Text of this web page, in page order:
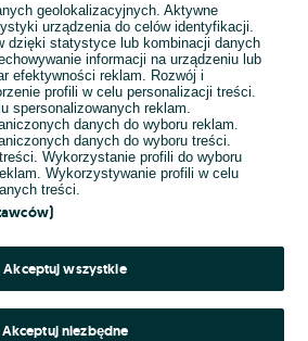
geolokalizacyjnych. Aktywne
urządzenia do celów identyfikacji.
dzięki statystyce lub kombinacji danych
informacji na urządzeniu lub
efektywności reklam. Rozwój i
profili w celu personalizacji treści.
spersonalizowanych reklam.
danych do wyboru reklam.
danych do wyboru treści.
Wykorzystanie profili do wyboru
Wykorzystywanie profili w celu
treści.
Akceptuj wszystkie
Akceptuj niezbędne